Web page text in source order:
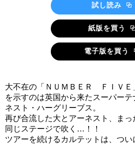
試し読み
紙版を買う
電子版を買う
大不在の「ＮＵＭＢＥＲ ＦＩＶＥ
を示すのは英国から来たスーパー
ネスト・ハーグリーブス。
再び合流した大とアーネスト、ま
同じステージで吹く…！！
ツアーを続けるカルテットは、つい